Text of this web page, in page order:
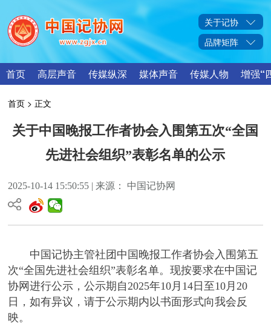
关于记协
品牌矩阵
首页 高层声音 传媒纵深 媒体声音 传媒人物 增强“
首页 > 正文
关于中国晚报工作者协会入围第五次“全国
先进社会组织”表彰名单的公示
2025-10-14 15:50:55 | 来源： 中国记协网
中国记协主管社团中国晚报工作者协会入围第五
次“全国先进社会组织”表彰名单。现按要求在中国记
协网进行公示，公示期自2025年10月14日至10月20
日，如有异议，请于公示期内以书面形式向我会反
映。